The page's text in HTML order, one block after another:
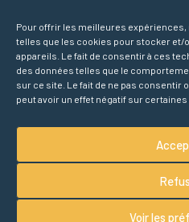
Pour offrir les meilleures
telles que les cookies pour stocker et/
appareils. Le fait de consentir à ces
des données telles que le
sur ce site. Le fait de ne pas consentir
peut avoir un effet négatif sur
Voir les